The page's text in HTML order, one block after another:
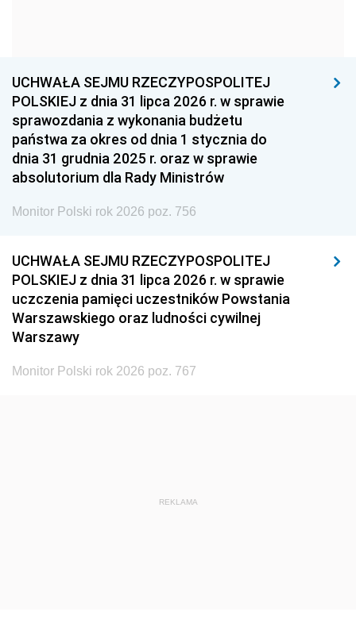
1954 1953 1952
1951 1950
1948 1947 1946
1939 1938
UCHWAŁA SEJMU RZECZYPOSPOLITEJ
POLSKIEJ z dnia 31 lipca 2026 r. w sprawie
sprawozdania z wykonania budżetu
państwa za okres od dnia 1 stycznia do
dnia 31 grudnia 2025 r. oraz w sprawie
absolutorium dla Rady Ministrów
Monitor Polski rok 2026 poz. 756
UCHWAŁA SEJMU RZECZYPOSPOLITEJ
POLSKIEJ z dnia 31 lipca 2026 r. w sprawie
uczczenia pamięci uczestników Powstania
Warszawskiego oraz ludności cywilnej
Warszawy
Monitor Polski rok 2026 poz. 767
REKLAMA